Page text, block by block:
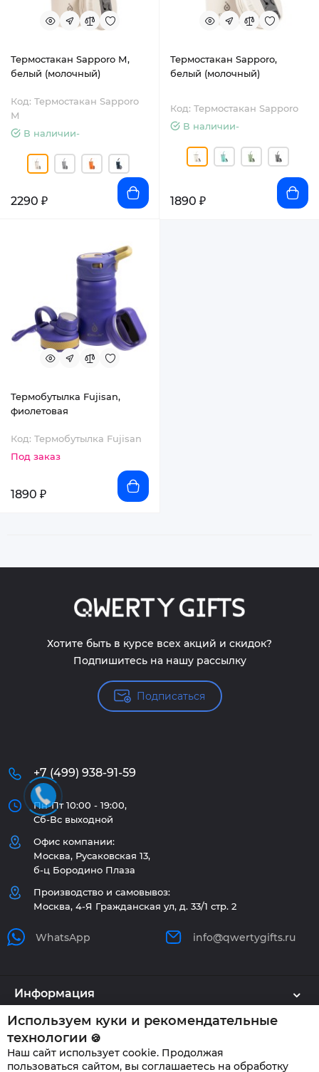
Термостакан Sapporo М,
белый (молочный)
Код: Термостакан Sapporo
М
В наличии-
2290 ₽
Термостакан Sapporo,
белый (молочный)
Код: Термостакан Sapporo
В наличии-
1890 ₽
Термобутылка Fujisan,
фиолетовая
Код: Термобутылка Fujisan
Под заказ
1890 ₽
Хотите быть в курсе всех акций и скидок?
Подпишитесь на нашу рассылку
Подписаться
+7 (499) 938-91-59
Пн-Пт 10:00 - 19:00,
Сб-Вс выходной
Офис компании:
Москва, Русаковская 13,
б-ц Бородино Плаза
Производство и самовывоз:
Москва, 4-Я Гражданская ул, д. 33/1 стр. 2
WhatsApp info@qwertygifts.ru
Информация
Каталог
Клиенту
Используем куки и рекомендательные
технологии 🍪
Наш сайт использует cookie. Продолжая
пользоваться сайтом, вы соглашаетесь на обработку